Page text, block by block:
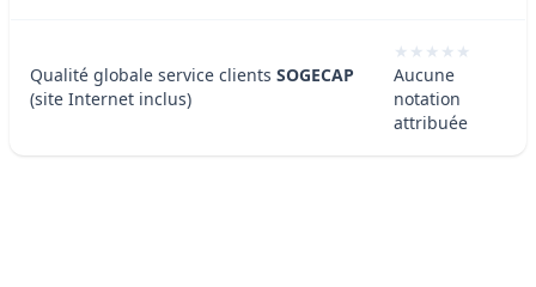
Qualité globale service clients SOGECAP
(site Internet inclus)
Aucune
notation
attribuée